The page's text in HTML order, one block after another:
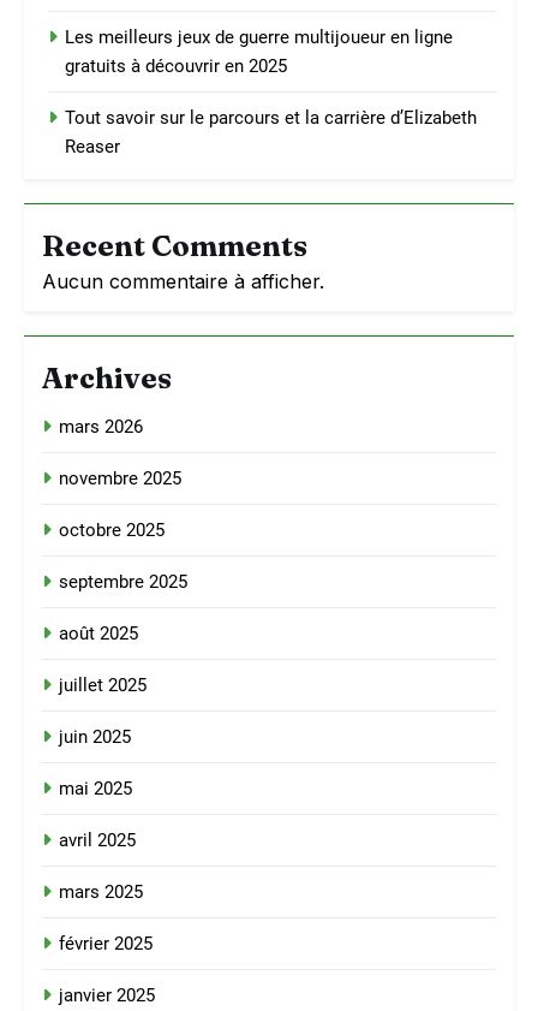
Les meilleurs jeux de guerre multijoueur en ligne
gratuits à découvrir en 2025
Tout savoir sur le parcours et la carrière d’Elizabeth
Reaser
Recent Comments
Aucun commentaire à afficher.
Archives
mars 2026
novembre 2025
octobre 2025
septembre 2025
août 2025
juillet 2025
juin 2025
mai 2025
avril 2025
mars 2025
février 2025
janvier 2025